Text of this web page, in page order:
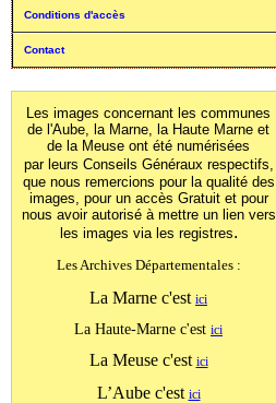
Conditions d'accès
Contact
Les images concernant les communes
de l'Aube, la Marne, la Haute Marne et
de la Meuse ont été numérisées
par leurs Conseils Généraux respectifs,
que nous remercions pour la qualité des
images, pour un accès Gratuit et pour
nous avoir autorisé à mettre un lien vers
les images via les registres.
Les Archives Départementales :
La Marne c'est ici
La Haute-Marne c'est ici
La Meuse c'est ici
L’Aube c'est ici